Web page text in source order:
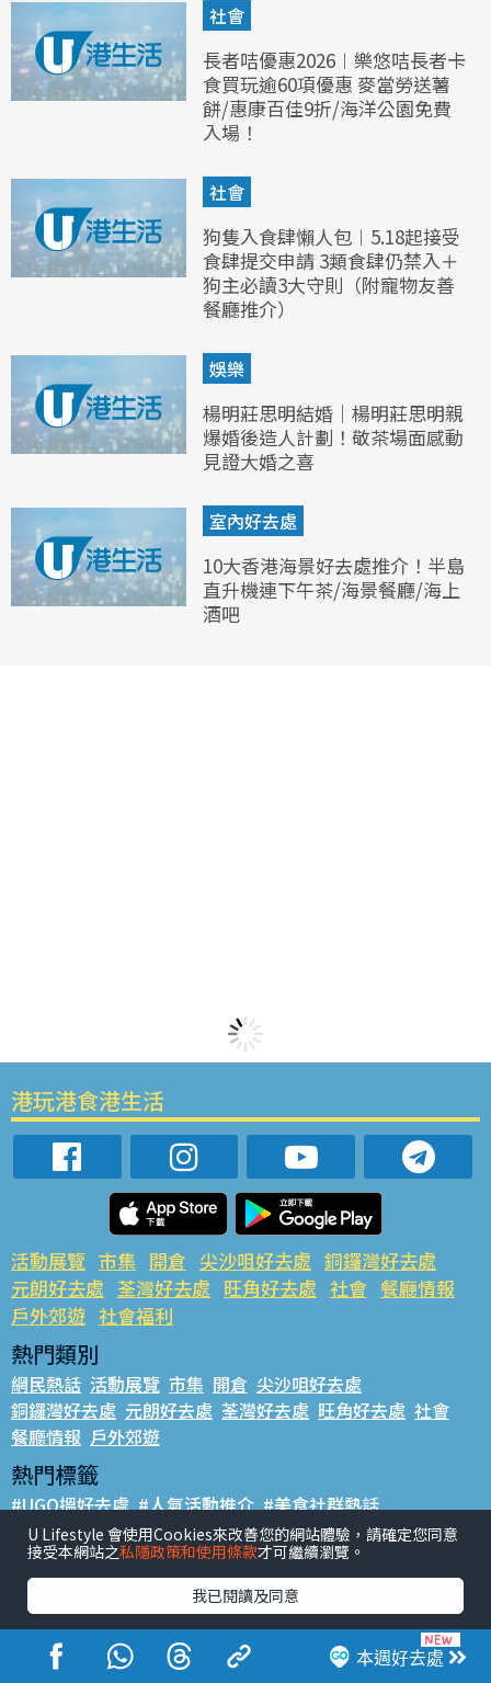
社會
長者咭優惠2026︱樂悠咭長者卡
食買玩逾60項優惠 麥當勞送薯
餅/惠康百佳9折/海洋公園免費
入場！
社會
狗隻入食肆懶人包︱5.18起接受
食肆提交申請 3類食肆仍禁入＋
狗主必讀3大守則（附寵物友善
餐廳推介）
娛樂
楊明莊思明結婚｜楊明莊思明親
爆婚後造人計劃！敬茶場面感動
見證大婚之喜
室內好去處
10大香港海景好去處推介！半島
直升機連下午茶/海景餐廳/海上
酒吧
本週好去處
港玩港食港生活
活動展覽 市集 開倉 尖沙咀好去處 銅鑼灣好去處
元朗好去處 荃灣好去處 旺角好去處 社會 餐廳情報
戶外郊遊 社會福利
熱門類別
網民熱話 活動展覽 市集 開倉 尖沙咀好去處
銅鑼灣好去處 元朗好去處 荃灣好去處 旺角好去處 社會
餐廳情報 戶外郊遊
熱門標籤
#UGO搵好去處 #人氣活動推介 #美食社群熱話
#親子玩樂好去處 #ULifestyle應用程式 #限時搶
#UJetso禮物放送 #ULifestyle商戶中心 #著數
香港經濟日報版權所有©2026
U Lifestyle 會使用Cookies來改善您的網站體驗，請確定您同意
接受本網站之私隱政策和使用條款才可繼續瀏覽。
我已閱讀及同意